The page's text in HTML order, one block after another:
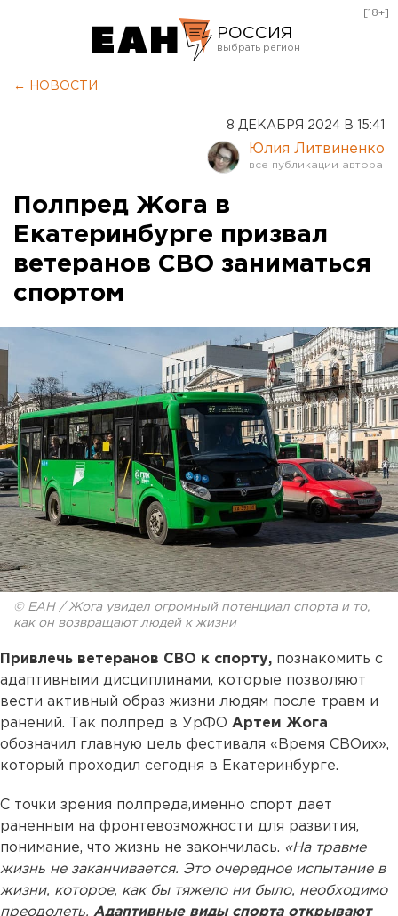
РОССИЯ
Курган
Оренбург
[18+]
← НОВОСТИ
8 ДЕКАБРЯ 2024 В 15:41
Юлия Литвиненко
Полпред Жога в
Екатеринбурге призвал
ветеранов СВО заниматься
спортом
© ЕАН / Жога увидел огромный потенциал спорта и то,
как он возвращают людей к жизни
Привлечь ветеранов СВО к спорту, познакомить с
адаптивными дисциплинами, которые позволяют
вести активный образ жизни людям после травм и
ранений. Так полпред в УрФО Артем Жога
обозначил главную цель фестиваля «Время СВОих»,
который проходил сегодня в Екатеринбурге.
С точки зрения полпреда,именно спорт дает
раненным на фронтевозможности для развития,
понимание, что жизнь не закончилась. «На травме
жизнь не заканчивается. Это очередное испытание в
жизни, которое, как бы тяжело ни было, необходимо
преодолеть. Адаптивные виды спорта открывают